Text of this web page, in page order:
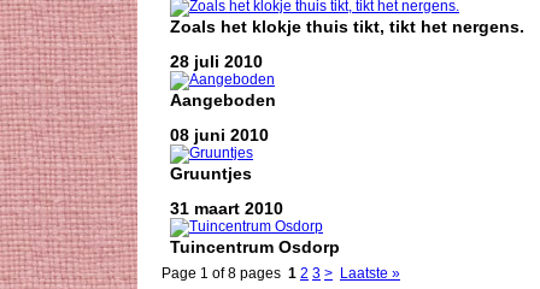
Zoals het klokje thuis tikt, tikt het nergens.
28 juli 2010
Aangeboden
08 juni 2010
Gruuntjes
31 maart 2010
Tuincentrum Osdorp
Page 1 of 8 pages 1 2 3 > Laatste »